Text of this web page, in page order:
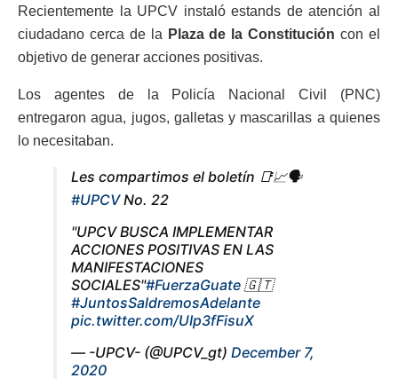
Recientemente la UPCV instaló estands de atención al
ciudadano cerca de la Plaza de la Constitución con el
objetivo de generar acciones positivas.
Los agentes de la Policía Nacional Civil (PNC)
entregaron agua, jugos, galletas y mascarillas a quienes
lo necesitaban.
Les compartimos el boletín 📑📈🗣️
#UPCVNo. 22
"UPCV BUSCA IMPLEMENTAR
ACCIONES POSITIVAS EN LAS
MANIFESTACIONES
SOCIALES"#FuerzaGuate 🇬🇹
#JuntosSaldremosAdelante
pic.twitter.com/UIp3fFisuX
— -UPCV- (@UPCV_gt) December 7,
2020